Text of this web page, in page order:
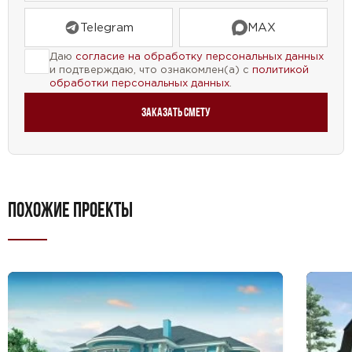
Telegram MAX
Даю согласие на обработку персональных данных
и подтверждаю, что ознакомлен(а) с политикой
обработки персональных данных
Заказать смету
ПОХОЖИЕ ПРОЕКТЫ